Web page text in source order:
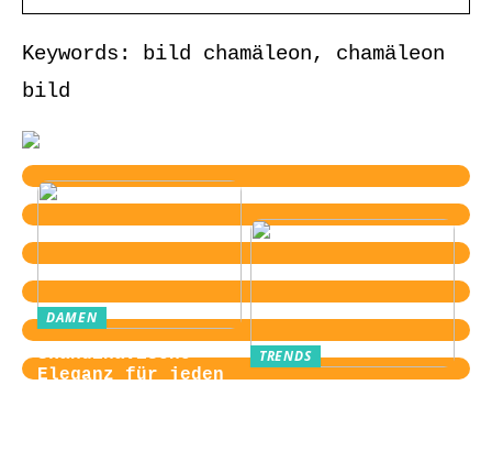
Keywords: bild chamäleon, chamäleon
bild
DAMEN
Skandinavische
Eleganz für jeden
TRENDS